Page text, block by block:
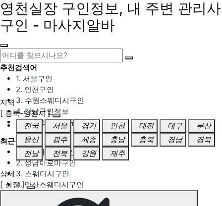
영천실장 구인정보, 내 주변 관리사
구인 - 마사지알바
추천검색어
1. 서울구인
2. 인천구인
3. 수원스웨디시구인
4. 강남구인정보
5. 동탄스웨디시구인
최근검색어
1. 일산마사지구인
2. 성남아로마구인
3. 스웨디시구인
4. 안산스웨디시구인
지역
[ 경북-영천시 ]
전국
서울 경기 인천 대전 대구
부산
울산
광주 세종 충남 충북 경남
경북
전남
전북 강원 제주
상세
[ 실장 ]